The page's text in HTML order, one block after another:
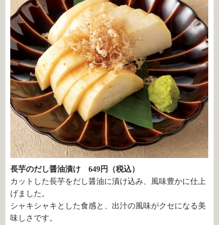
長芋のだし醤油漬け 649円（税込）
カットした長芋をだし醤油に漬け込み、風味豊かに仕上
げました。
シャキシャキとした食感と、出汁の風味がクセになる美
味しさです。